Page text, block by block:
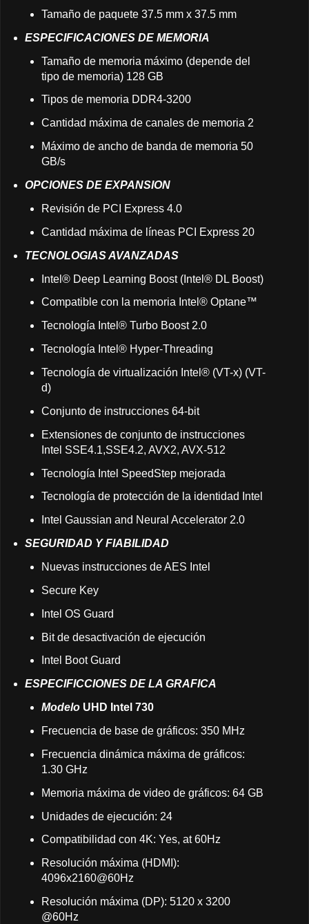
Tamaño de paquete 37.5 mm x 37.5 mm
ESPECIFICACIONES DE MEMORIA
Tamaño de memoria máximo (depende del
tipo de memoria) 128 GB
Tipos de memoria DDR4-3200
Cantidad máxima de canales de memoria 2
Máximo de ancho de banda de memoria 50
GB/s
OPCIONES DE EXPANSION
Revisión de PCI Express 4.0
Cantidad máxima de líneas PCI Express 20
TECNOLOGIAS AVANZADAS
Intel® Deep Learning Boost (Intel® DL Boost)
Compatible con la memoria Intel® Optane™
Tecnología Intel® Turbo Boost 2.0
Tecnología Intel® Hyper-Threading
Tecnología de virtualización Intel® (VT-x) (VT-
d)
Conjunto de instrucciones 64-bit
Extensiones de conjunto de instrucciones
Intel SSE4.1,SSE4.2, AVX2, AVX-512
Tecnología Intel SpeedStep mejorada
Tecnología de protección de la identidad Intel
Intel Gaussian and Neural Accelerator 2.0
SEGURIDAD Y FIABILIDAD
Nuevas instrucciones de AES Intel
Secure Key
Intel OS Guard
Bit de desactivación de ejecución
Intel Boot Guard
ESPECIFICCIONES DE LA GRAFICA
Modelo UHD Intel 730
Frecuencia de base de gráficos: 350 MHz
Frecuencia dinámica máxima de gráficos:
1.30 GHz
Memoria máxima de video de gráficos: 64 GB
Unidades de ejecución: 24
Compatibilidad con 4K: Yes, at 60Hz
Resolución máxima (HDMI):
4096x2160@60Hz
Resolución máxima (DP): 5120 x 3200
@60Hz